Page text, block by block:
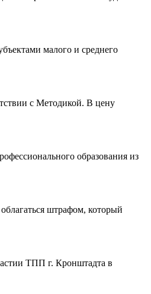
малого и среднего
с Методикой. В цену
образования из
штрафом, который
ТПП г. Кронштадта в